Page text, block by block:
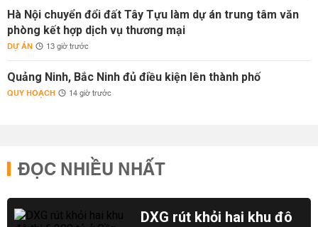
Hà Nội chuyển đổi đất Tây Tựu làm dự án trung tâm văn
phòng kết hợp dịch vụ thương mại
DỰ ÁN 13 giờ trước
Quảng Ninh, Bắc Ninh đủ điều kiện lên thành phố
QUY HOẠCH 14 giờ trước
ĐỌC NHIỀU NHẤT
DXG rút khỏi hai khu đô